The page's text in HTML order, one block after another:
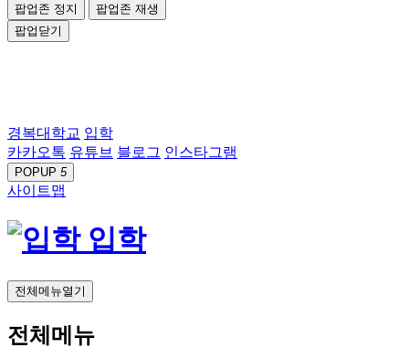
팝업존 정지
팝업존 재생
팝업닫기
경복대학교 입학
카카오톡 유튜브 블로그 인스타그램
POPUP 5
사이트맵
입학
전체메뉴열기
전체메뉴